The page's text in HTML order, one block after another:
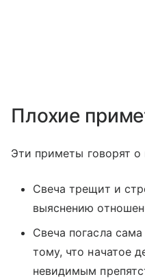
Плохие
Эти приметы говорят о
Свеча трещит и
выяснению
Свеча погасла
тому, что начатое
невидимым